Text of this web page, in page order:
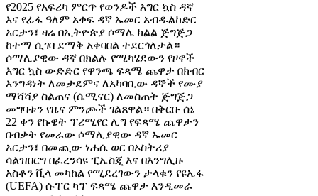
የ2025 የአፍሪካ ምርጥ የወንዶች እግር ኳስ ዳኛ
እና የፊፋ ዓለም አቀፍ ዳኛ ኡመር አብዱልከድር
አርታን፣ ዛሬ በኢትዮጵያ ሶማሌ ክልል ጅግጅጋ
ከተማ ሲገባ ደማቅ አቀባበል ተደርጎለታል።
ሶማሊያዊው ዳኛ በክልሉ የሚካሄደውን የዞኖች
እግር ኳስ ውድድር የዋንጫ ፍጻሜ ጨዋታ በክብር
እንግዳነት ለመታደምና ለአካባቢው ዳኞች የሙያ
ማሻሻያ ስልጠና (ሴሚናር) ለመስጠት ጅግጅጋ
መግባቱን የዜና ምንጮች ገልጸዋል። በቅርቡ ሰኔ
22 ቀን የኩዌት ፕሪሚየር ሊግ የፍጻሜ ጨዋታን
በብቃት የመራው ሶማሊያዊው ዳኛ ኡመር
አርታን፣ በመጪው ነሐሴ ወር በኦስትሪያ
ሳልዝበርግ በፈረንሳዩ ፒኤስጂ እና በእንግሊዙ
አስቶን ቪላ መካከል የሚደረገውን ታላቁን የዩኤፋ
(UEFA) ሱፐር ካፕ ፍጻሜ ጨዋታ እንዲመራ